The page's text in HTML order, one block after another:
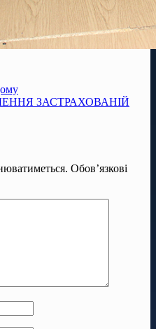
ЗАСТРАХОВАНІЙ
Обов’язкові